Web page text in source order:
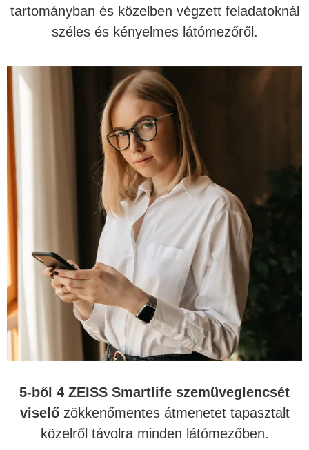
tartományban és közelben végzett feladatoknál
széles és kényelmes látómezőről.
5-ből 4 ZEISS Smartlife szemüveglencsét
viselőzökkenőmentes átmenetet tapasztalt
közelről távolra minden látómezőben.